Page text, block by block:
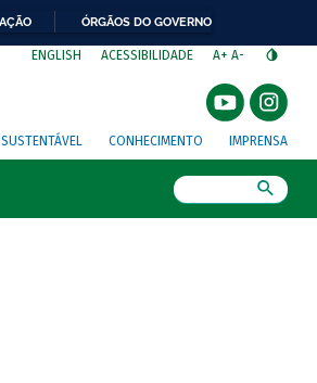
ÓRGÃOS DO GOVERNO
ENGLISH ACESSIBILIDADE A+ A-
CONHECIMENTO IMPRENSA